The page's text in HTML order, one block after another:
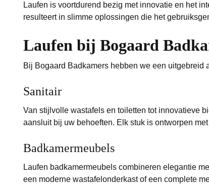
Laufen is voortdurend bezig met innovatie en het
resulteert in slimme oplossingen die het
Laufen bij Bogaard
Bij Bogaard Badkamers hebben we een uitgebreid
Sanitair
Van stijlvolle wastafels en toiletten tot innovatieve
aansluit bij uw behoeften. Elk stuk is ontworpen
Badkamermeubels
Laufen badkamermeubels combineren elegantie
een moderne wastafelonderkast of een complete